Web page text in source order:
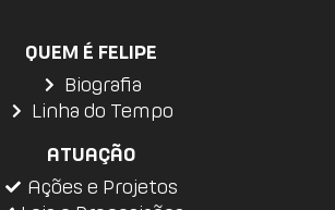
QUEM É FELIPE
Biografia
Linha do Tempo
ATUAÇÃO
Ações e Projetos